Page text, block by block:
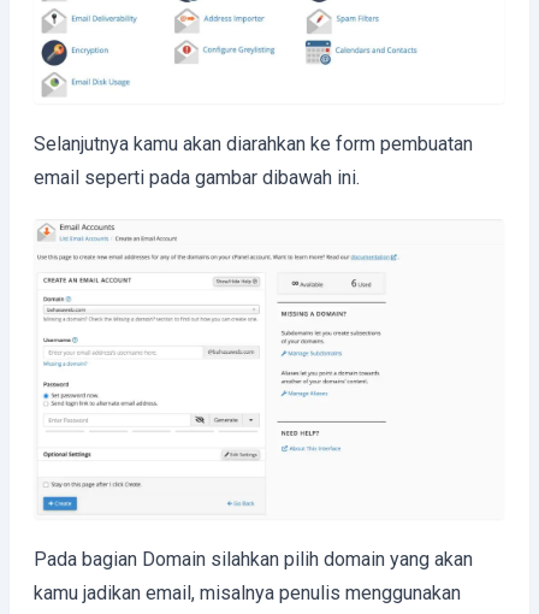
Selanjutnya kamu akan diarahkan ke form pembuatan
email seperti pada gambar dibawah ini.
Pada bagian Domain silahkan pilih domain yang akan
kamu jadikan email, misalnya penulis menggunakan